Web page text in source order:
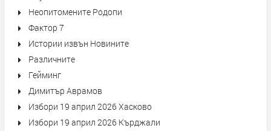
Неопитомените Родопи
Фактор 7
Истории извън Новините
Различните
Гейминг
Димитър Аврамов
Избори 19 април 2026 Хасково
Избори 19 април 2026 Кърджали